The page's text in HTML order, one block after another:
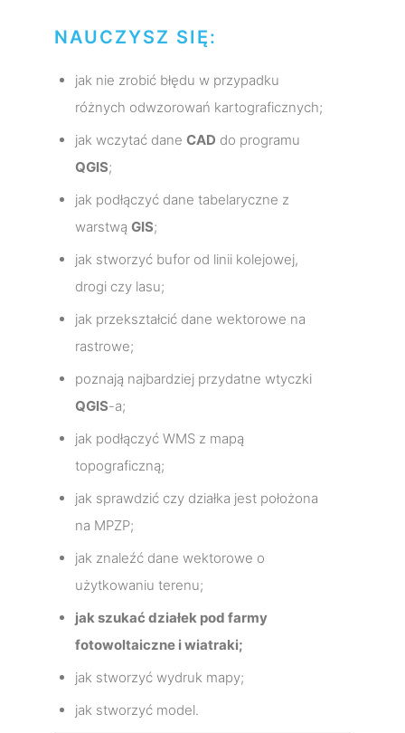
NAUCZYSZ SIĘ:
jak nie zrobić błędu w przypadku
różnych odwzorowań kartograficznych;
jak wczytać dane CAD do programu
QGIS;
jak podłączyć dane tabelaryczne z
warstwą GIS;
jak stworzyć bufor od linii kolejowej,
drogi czy lasu;
jak przekształcić dane wektorowe na
rastrowe;
poznają najbardziej przydatne wtyczki
QGIS-a;
jak podłączyć WMS z mapą
topograficzną;
jak sprawdzić czy działka jest położona
na MPZP;
jak znaleźć dane wektorowe o
użytkowaniu terenu;
jak szukać działek pod farmy
fotowoltaiczne i wiatraki;
jak stworzyć wydruk mapy;
jak stworzyć model.